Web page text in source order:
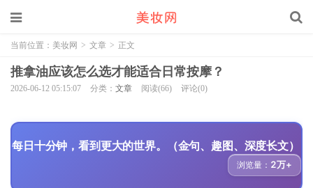
当前位置： 美妆网 > 文章 > 正文
推拿油应该怎么选才能适合日常按摩？
2026-06-12 05:15:07 分类： 文章 阅读(66) 评论(0)
每日十分钟，看到更大的世界。（金句、趣图、深度长文）
浏览量： 2万+